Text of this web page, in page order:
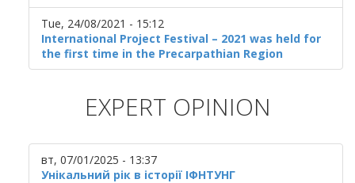
Tue, 24/08/2021 - 15:12
International Project Festival – 2021 was held for
the first time in the Precarpathian Region
EXPERT OPINION
вт, 07/01/2025 - 13:37
Унікальний рік в історії ІФНТУНГ